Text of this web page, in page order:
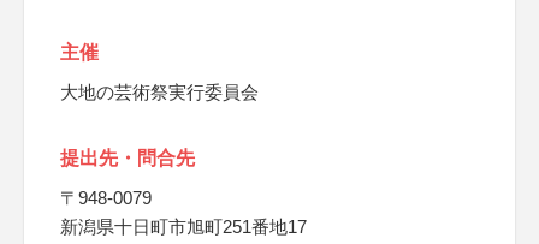
主催
大地の芸術祭実行委員会
提出先・問合先
〒948-0079
新潟県十日町市旭町251番地17